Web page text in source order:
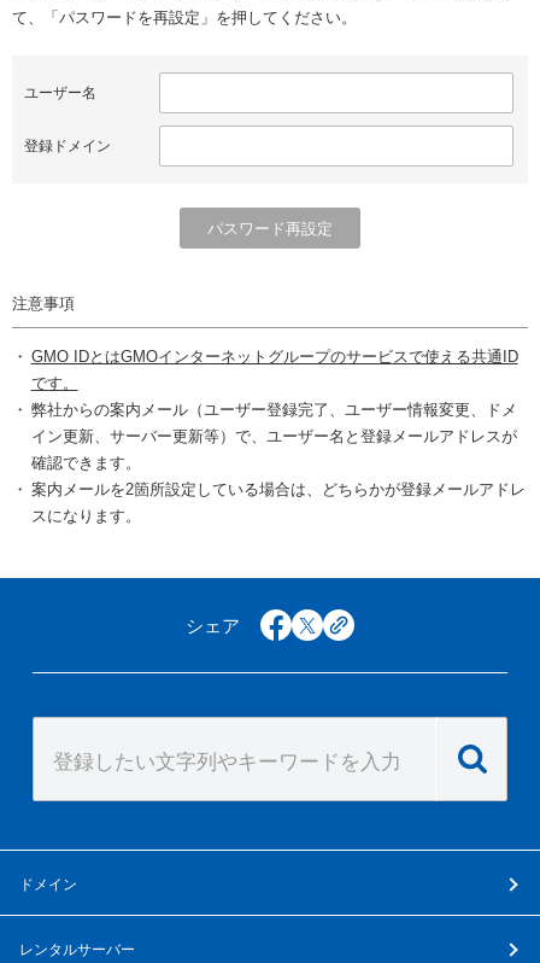
て、「パスワードを再設定」を押してください。
ユーザー名
登録ドメイン
注意事項
GMO IDとはGMOインターネットグループのサービスで使える共通ID
です。
弊社からの案内メール（ユーザー登録完了、ユーザー情報変更、ドメ
イン更新、サーバー更新等）で、ユーザー名と登録メールアドレスが
確認できます。
案内メールを2箇所設定している場合は、どちらかが登録メールアドレ
スになります。
シェア facebook
x copy
ドメイン
レンタルサーバー